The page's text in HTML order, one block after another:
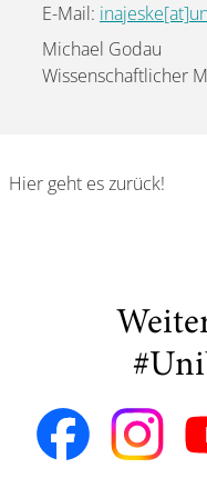
E-Mail:
Michael Godau
Wissenschaftlicher
Hier geht es zurück!